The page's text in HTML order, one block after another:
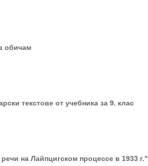
обичам
текстове от учебника за 9. клас
на Лайпцигском процессе в 1933 г."